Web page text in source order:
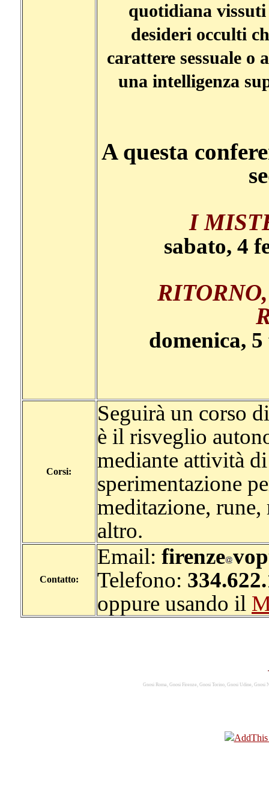
quotidiana vissuti
desideri occulti
carattere sessuale o
una intelligenza
A questa
I
sabato, 4
domenica,
Corsi:
Seguirà un corso
è il risveglio
mediante attività
sperimentazione
meditazione,
altro.
Contatto:
Email: firenze
Telefono:
oppure usando il
Gnosi Roma, Gnosi Firenze, Gnosi Torino, Gnosi Udine,